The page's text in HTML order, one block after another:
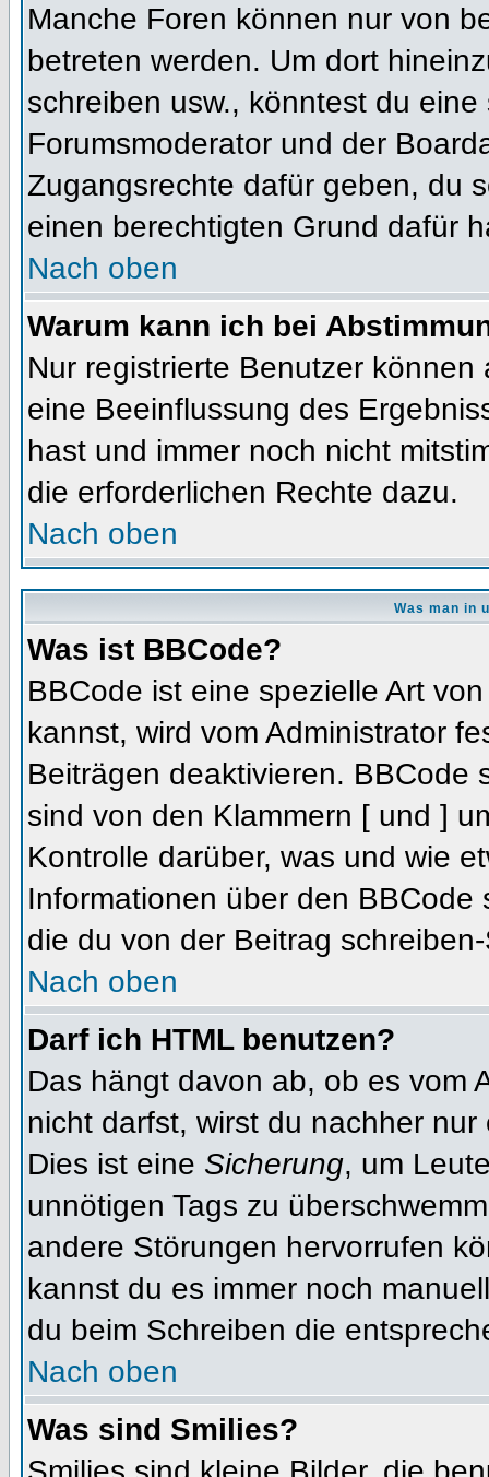
Manche Foren können nur von
betreten werden. Um dort
schreiben usw., könntest du
Forumsmoderator und der
Zugangsrechte dafür geben, du
einen berechtigten Grund dafür
Nach oben
Warum kann ich bei
Nur registrierte Benutzer
eine Beeinflussung des
hast und immer noch nicht
die erforderlichen Rechte dazu.
Nach oben
Was man in
Was ist BBCode?
BBCode ist eine spezielle Art
kannst, wird vom Administrator
Beiträgen deaktivieren. BBCode
sind von den Klammern [ und ]
Kontrolle darüber, was und wie
Informationen über den
die du von der Beitrag
Nach oben
Darf ich HTML benutzen?
Das hängt davon ab, ob es vom
nicht darfst, wirst du nachher
Dies ist eine Sicherung, um
unnötigen Tags zu
andere Störungen hervorrufen
kannst du es immer noch
du beim Schreiben die
Nach oben
Was sind Smilies?